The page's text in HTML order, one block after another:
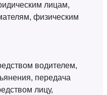
лицам,
физическим
водителем,
передача
лицу,